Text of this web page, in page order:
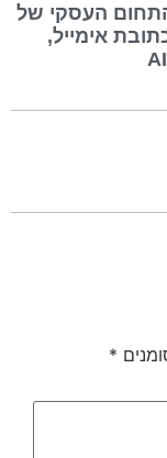
העסקי של
אימייל,
*